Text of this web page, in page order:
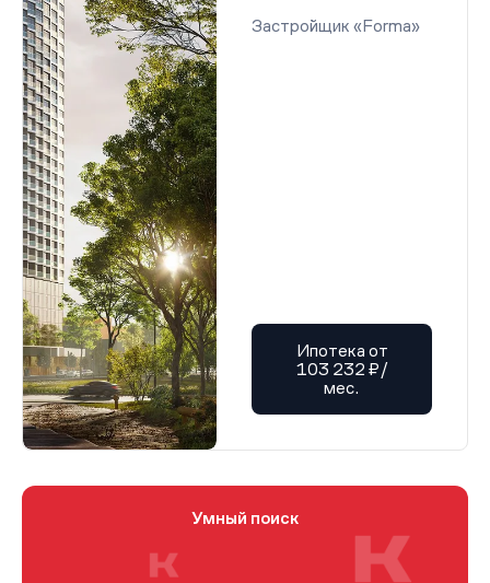
Застройщик «Forma»
Ипотека от
103 232 ₽/
мес.
Умный поиск